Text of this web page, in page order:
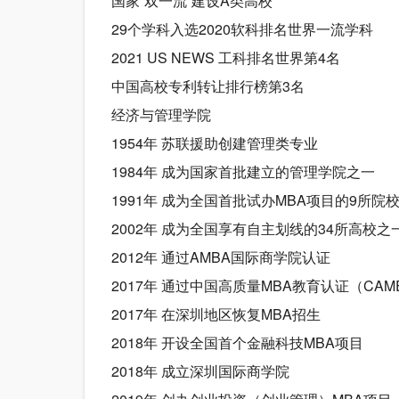
29个学科入选2020软科排名世界一流学科
2021 US NEWS 工科排名世界第4名
中国高校专利转让排行榜第3名
经济与管理学院
1954年 苏联援助创建管理类专业
1984年 成为国家首批建立的管理学院之一
1991年 成为全国首批试办MBA项目的9所院
2002年 成为全国享有自主划线的34所高校之
2012年 通过AMBA国际商学院认证
2017年 通过中国高质量MBA教育认证（
2017年 在深圳地区恢复MBA招生
2018年 开设全国首个金融科技MBA项目
2018年 成立深圳国际商学院